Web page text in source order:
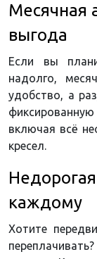
Месячная
выгода
Если вы
надолго,
удобство, а
включая всё
кресел.
каждому
Хотите